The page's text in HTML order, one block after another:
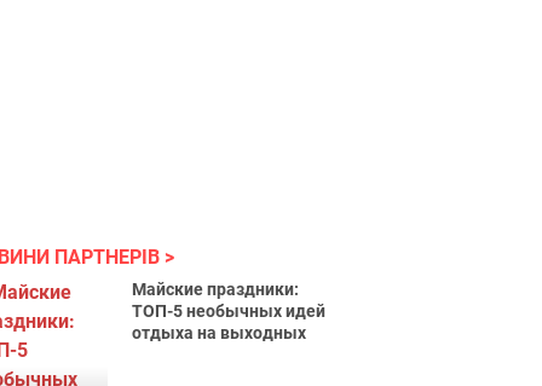
ПАРТНЕРІВ
Майские праздники:
ТОП-5 необычных идей
отдыха на выходных